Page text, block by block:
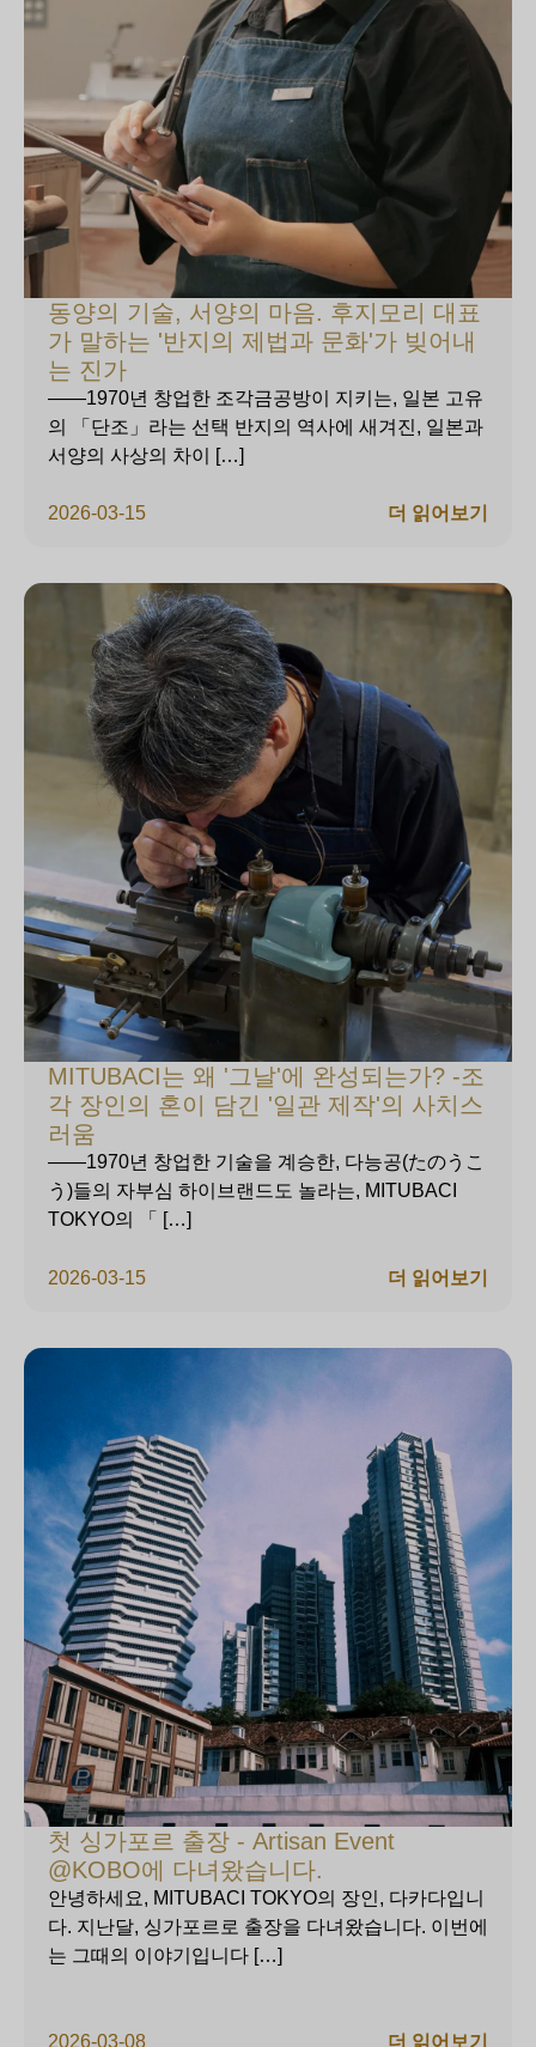
동양의 기술, 서양의 마음. 후지모리 대표
가 말하는 '반지의 제법과 문화'가 빚어내
는 진가
2026-03-15
——1970년 창업한 조각금공방이 지키는, 일본 고유
의 「단조」라는 선택 반지의 역사에 새겨진, 일본과
서양의 사상의 차이 […]
더 읽어보기
MITUBACI는 왜 '그날'에 완성되는가? -조
각 장인의 혼이 담긴 '일관 제작'의 사치스
러움
2026-03-15
——1970년 창업한 기술을 계승한, 다능공(たのうこ
う)들의 자부심 하이브랜드도 놀라는, MITUBACI
TOKYO의 「 […]
더 읽어보기
첫 싱가포르 출장 - Artisan Event
@KOBO에 다녀왔습니다.
2026-03-08
안녕하세요, MITUBACI TOKYO의 장인, 다카다입니
다. 지난달, 싱가포르로 출장을 다녀왔습니다. 이번에
는 그때의 이야기입니다 […]
더 읽어보기